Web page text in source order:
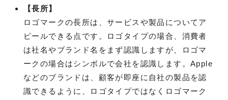
【長所】
ロゴマークの長所は、サービスや製品についてア
ピールできる点です。ロゴタイプの場合、消費者
は社名やブランド名をまず認識しますが、ロゴマ
ークの場合はシンボルで会社を認識します。Apple
などのブランドは、顧客が即座に自社の製品を認
識できるように、ロゴタイプではなくロゴマーク